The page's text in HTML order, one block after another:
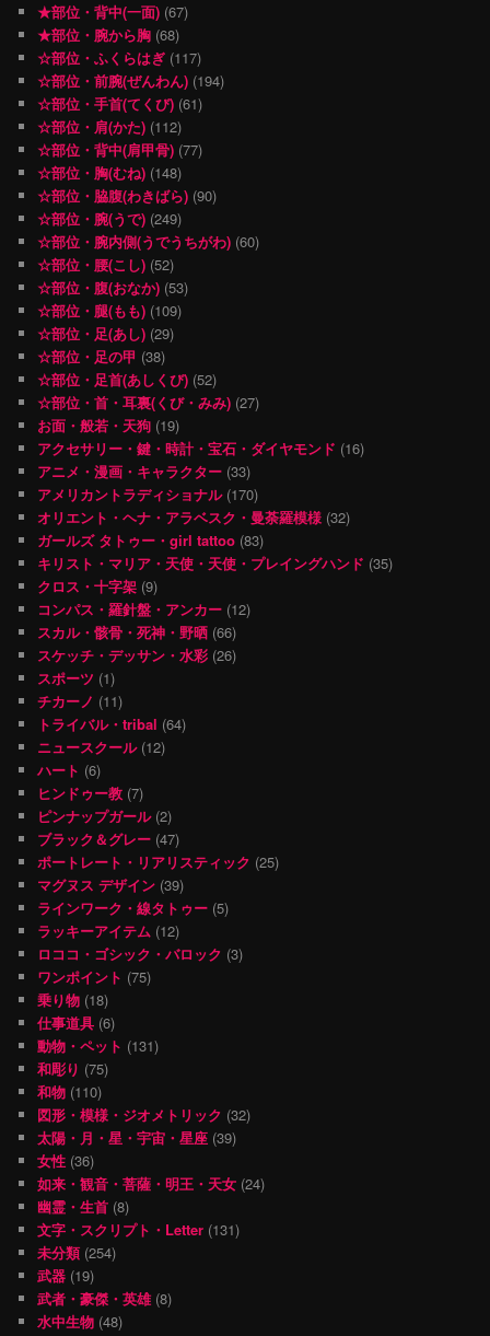
★部位・背中(一面) (67)
★部位・腕から胸 (68)
☆部位・ふくらはぎ (117)
☆部位・前腕(ぜんわん) (194)
☆部位・手首(てくび) (61)
☆部位・肩(かた) (112)
☆部位・背中(肩甲骨) (77)
☆部位・胸(むね) (148)
☆部位・脇腹(わきばら) (90)
☆部位・腕(うで) (249)
☆部位・腕内側(うでうちがわ) (60)
☆部位・腰(こし) (52)
☆部位・腹(おなか) (53)
☆部位・腿(もも) (109)
☆部位・足(あし) (29)
☆部位・足の甲 (38)
☆部位・足首(あしくび) (52)
☆部位・首・耳裏(くび・みみ) (27)
お面・般若・天狗 (19)
アクセサリー・鍵・時計・宝石・ダイヤモンド (16)
アニメ・漫画・キャラクター (33)
アメリカントラディショナル(170)
オリエント・ヘナ・アラベスク・曼荼羅模様 (32)
ガールズ タトゥー・girl tattoo (83)
キリスト・マリア・天使・天使・プレイングハンド (35)
クロス・十字架 (9)
コンパス・羅針盤・アンカー (12)
スカル・骸骨・死神・野晒 (66)
スケッチ・デッサン・水彩 (26)
スポーツ (1)
チカーノ (11)
トライバル・tribal (64)
ニュースクール(12)
ハート (6)
ヒンドゥー教 (7)
ピンナップガール(2)
ブラック＆グレー (47)
ポートレート・リアリスティック (25)
マグヌス デザイン (39)
ラインワーク・線タトゥー (5)
ラッキーアイテム (12)
ロココ・ゴシック・バロック (3)
ワンポイント (75)
乗り物 (18)
仕事道具 (6)
動物・ペット (131)
和彫り (75)
和物 (110)
図形・模様・ジオメトリック (32)
太陽・月・星・宇宙・星座 (39)
女性 (36)
如来・観音・菩薩・明王・天女 (24)
幽霊・生首 (8)
文字・スクリプト・Letter (131)
未分類(254)
武器 (19)
武者・豪傑・英雄(8)
水中生物 (48)